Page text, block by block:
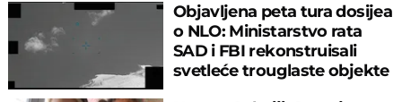
Objavljena peta tura dosijea
o NLO: Ministarstvo rata
SAD i FBI rekonstruisali
svetleće trouglaste objekte